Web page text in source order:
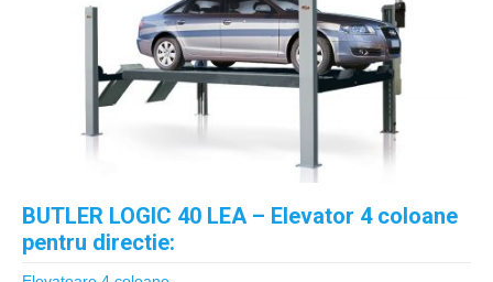
BUTLER LOGIC 40 LEA – Elevator 4 coloane
pentru directie: